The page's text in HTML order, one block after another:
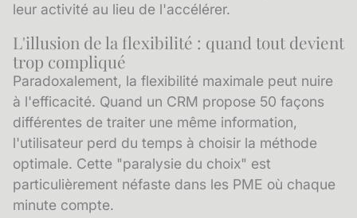
leur activité au lieu de l'accélérer.
L'illusion de la flexibilité : quand tout devient
trop compliqué
Paradoxalement, la flexibilité maximale peut nuire
à l'efficacité. Quand un CRM propose 50 façons
différentes de traiter une même information,
l'utilisateur perd du temps à choisir la méthode
optimale. Cette "paralysie du choix" est
particulièrement néfaste dans les PME où chaque
minute compte.